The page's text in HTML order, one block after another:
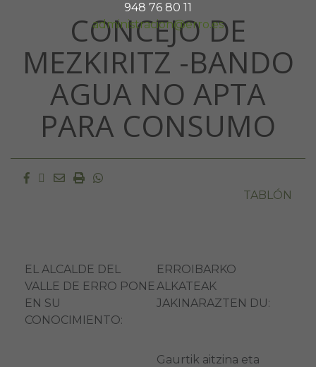
948 76 80 11
administracion@erro.es
CONCEJO DE
MEZKIRITZ -BANDO
AGUA NO APTA
PARA CONSUMO
Facebook
Twitter
EmailImprimir
Whatsapp
TABLÓN
EL ALCALDE DEL
VALLE DE ERRO PONE
EN SU
CONOCIMIENTO:
ERROIBARKO
ALKATEAK
JAKINARAZTEN DU:
Gaurtik aitzina eta